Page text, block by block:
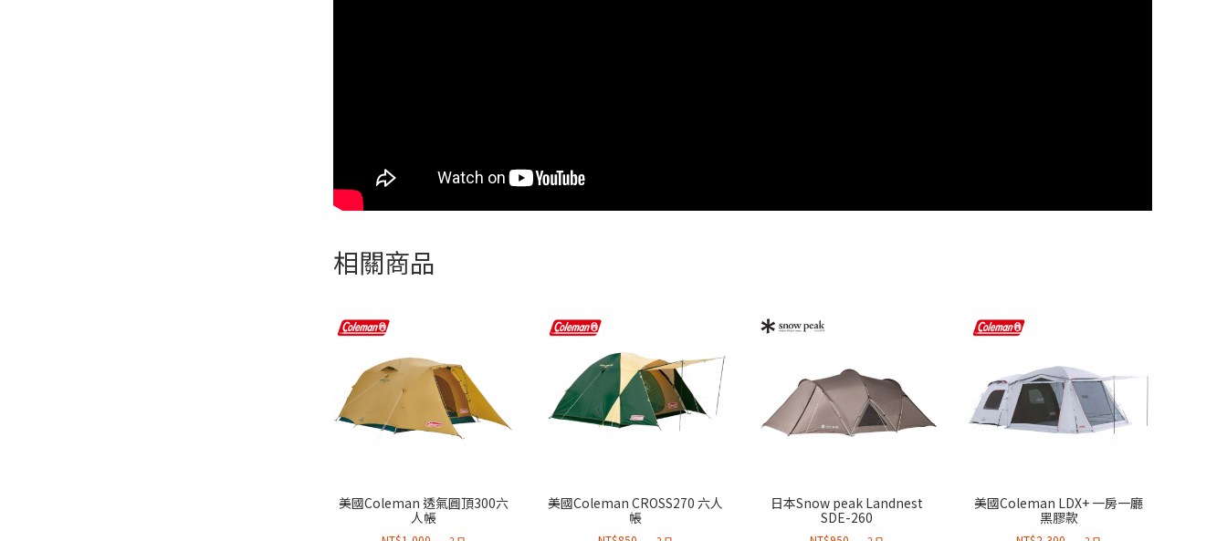
相關商品
美國Coleman 透氣圓頂300六
人帳
美國Coleman CROSS270 六人
帳
日本Snow peak Landnest
SDE-260
美國Coleman LDX+ 一房一廳
黑膠款